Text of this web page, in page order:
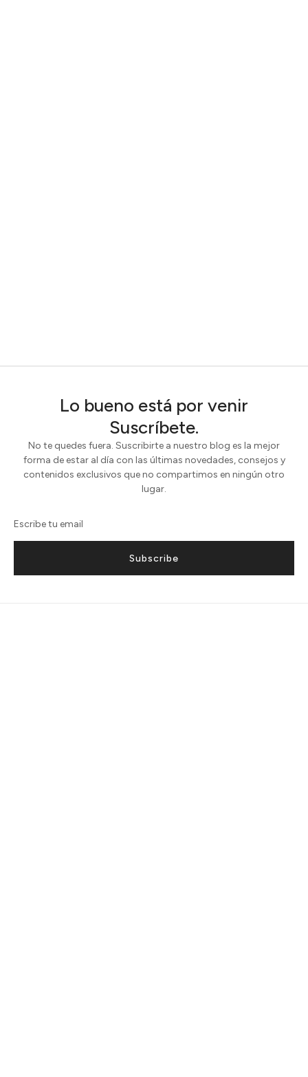
Lo bueno está por venir
Suscríbete.
No te quedes fuera. Suscribirte a nuestro blog es la mejor
forma de estar al día con las últimas novedades, consejos y
contenidos exclusivos que no compartimos en ningún otro
lugar.
Subscribe